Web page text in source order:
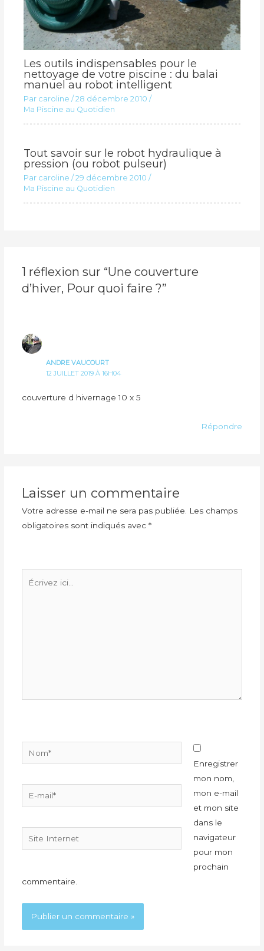
Les outils indispensables pour le
nettoyage de votre piscine : du balai
manuel au robot intelligent
Par caroline /28 décembre 2010 /
Ma Piscine au Quotidien
Tout savoir sur le robot hydraulique à
pression (ou robot pulseur)
Par caroline /29 décembre 2010 /
Ma Piscine au Quotidien
1 réflexion sur “Une couverture
d’hiver, Pour quoi faire ?”
ANDRE VAUCOURT
12 JUILLET 2019 À 16H04
couverture d hivernage 10 x 5
Répondre
Laisser un commentaire
Votre adresse e-mail ne sera pas publiée. Les champs
obligatoires sont indiqués avec *
mail*
Site
Internet
Enregistrer
mon nom,
mon e-mail
et mon site
dans le
navigateur
pour mon
prochain
commentaire.